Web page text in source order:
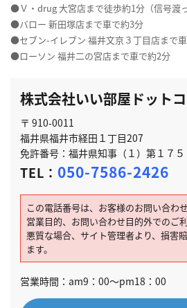
●Ｖ・drug 大宮店まで徒歩約1分（信号渡っ
●バロー 新田塚店まで車で約3分
●セブン-イレブン 福井文京３丁目店まで
●ローソン 福井二の宮店まで車で約2分
株式会社いい部屋ドット
〒 910-0011
福井県福井市経田１丁目207
免許番号：福井県知事（１）第１７
TEL： 050-7586-2426
この電話番号は、お客様のお問い合わ
営業目的、お問い合わせ目的外でのご
悪質な場合、サイト管理者より、損害
ます。
営業時間：am9：00～pm18：00